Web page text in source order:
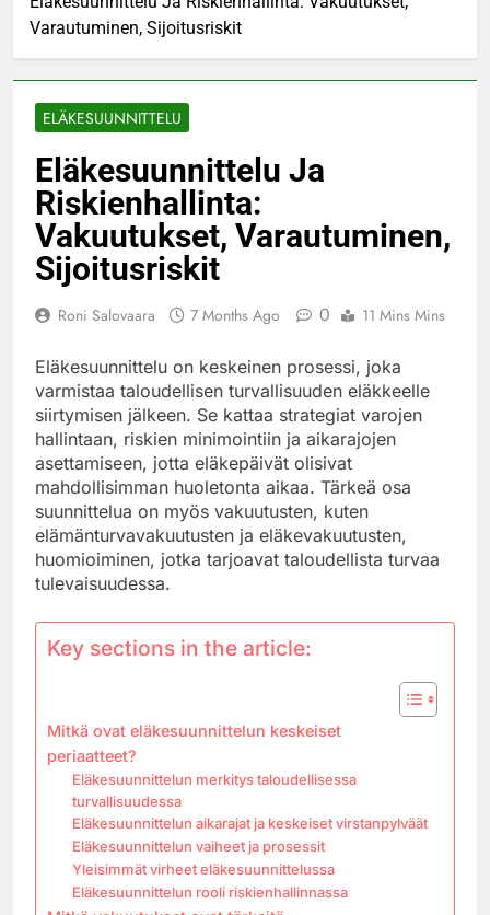
Varautuminen, Sijoitusriskit
ELÄKESUUNNITTELU
Eläkesuunnittelu Ja
Riskienhallinta:
Vakuutukset, Varautuminen,
Sijoitusriskit
Roni Salovaara 7 Months Ago 0 11 Mins Mins
Eläkesuunnittelu on keskeinen prosessi, joka
varmistaa taloudellisen turvallisuuden eläkkeelle
siirtymisen jälkeen. Se kattaa strategiat varojen
hallintaan, riskien minimointiin ja aikarajojen
asettamiseen, jotta eläkepäivät olisivat
mahdollisimman huoletonta aikaa. Tärkeä osa
suunnittelua on myös vakuutusten, kuten
elämänturvavakuutusten ja eläkevakuutusten,
huomioiminen, jotka tarjoavat taloudellista turvaa
tulevaisuudessa.
Key sections in the article:
Mitkä ovat eläkesuunnittelun keskeiset
periaatteet?
Eläkesuunnittelun merkitys taloudellisessa
turvallisuudessa
Eläkesuunnittelun aikarajat ja keskeiset virstanpylväät
Eläkesuunnittelun vaiheet ja prosessit
Yleisimmät virheet eläkesuunnittelussa
Eläkesuunnittelun rooli riskienhallinnassa